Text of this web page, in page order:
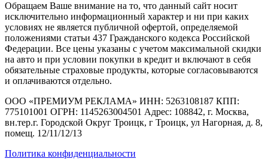
Обращаем Ваше внимание на то, что данный сайт носит
исключительно информационный характер и ни при каких
условиях не является публичной офертой, определяемой
положениями статьи 437 Гражданского кодекса Российской
Федерации. Все цены указаны с учетом максимальной скидки
на авто и при условии покупки в кредит и включают в себя
обязательные страховые продукты, которые согласовываются
и оплачиваются отдельно.
ООО «ПРЕМИУМ РЕКЛАМА» ИНН: 5263108187 КПП:
775101001 ОГРН: 1145263004501 Адрес: 108842, г. Москва,
вн.тер.г. Городской Округ Троицк, г Троицк, ул Нагорная, д. 8,
помещ. 12/11/12/13
Политика конфиденциальности